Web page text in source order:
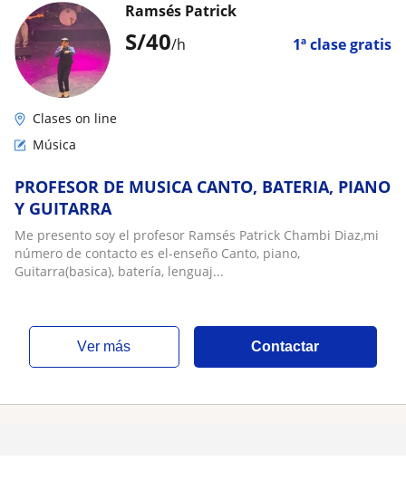
S/40/h 1ª clase gratis
Ramsés Patrick
Clases on line
Música
PROFESOR DE MUSICA CANTO, BATERIA, PIANO
Y GUITARRA
Me presento soy el profesor Ramsés Patrick Chambi Diaz,mi
número de contacto es el-enseño Canto, piano,
Guitarra(basica), batería, lenguaj...
ver más Contactar